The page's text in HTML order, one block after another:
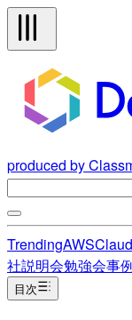
produced by
TrendingAWS
社説明会勉強会事
目次